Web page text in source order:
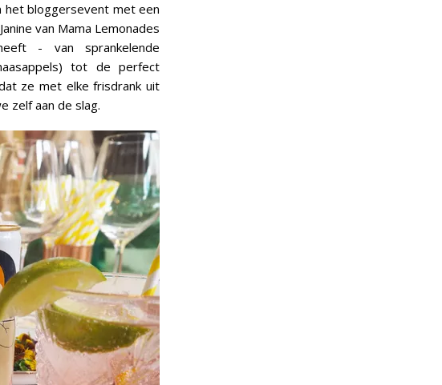
het bloggersevent met een
van Mama Lemonades
- van sprankelende
tot de perfect
ze met elke frisdrank uit
zelf aan de slag.